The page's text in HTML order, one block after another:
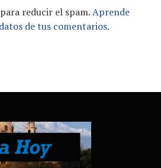
reducir el spam.Aprende
de tus comentarios.